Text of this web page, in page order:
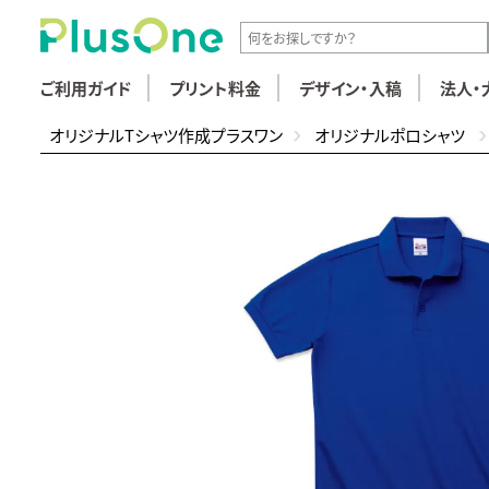
ご利用ガイド プリント料金 デザイン・入稿 法人
オリジナルTシャツ作成プラスワン オリジナルポロシャツ